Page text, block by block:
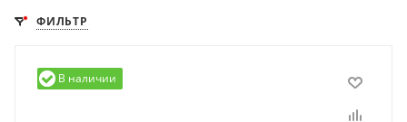
ФИЛЬТР
В наличии